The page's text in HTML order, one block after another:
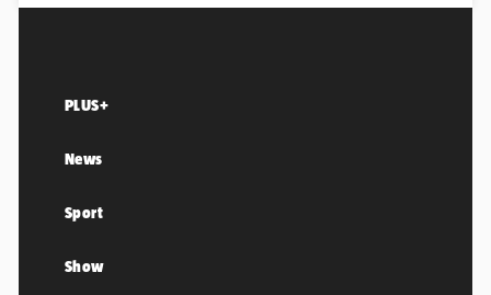
PLUS+
News
Sport
Show